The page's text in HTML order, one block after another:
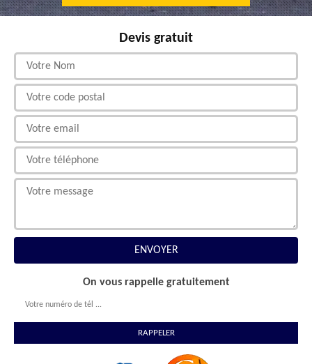
Devis gratuit
On vous rappelle gratuitement